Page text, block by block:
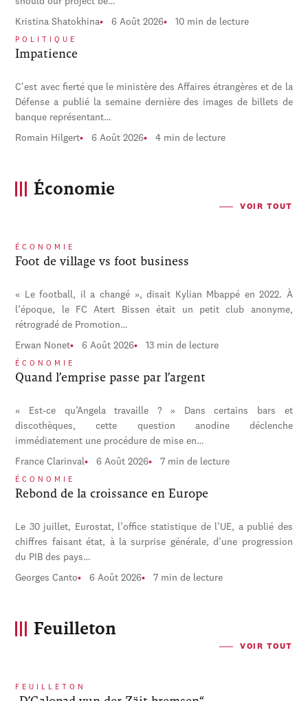
Kristina Shatokhina 6 Août 2026 10 min de lecture
POLITIQUE
Impatience
C'est avec fierté que le ministère des Affaires étrangères et de la
Défense a publié la semaine dernière des images de billets de
banque représentant…
Romain Hilgert 6 Août 2026 4 min de lecture
Économie
VOIR TOUT
ÉCONOMIE
Foot de village vs foot business
« Le football, il a changé », disait Kylian Mbappé en 2022. À
l’époque, le FC Atert Bissen était un petit club anonyme,
rétrogradé de Promotion…
Erwan Nonet 6 Août 2026 13 min de lecture
ÉCONOMIE
Quand l’emprise passe par l’argent
« Est-ce qu’Angela travaille ? » Dans certains bars et
discothèques, cette question anodine déclenche
immédiatement une procédure de mise en…
France Clarinval 6 Août 2026 7 min de lecture
ÉCONOMIE
Rebond de la croissance en Europe
Le 30 juillet, Eurostat, l’office statistique de l’UE, a publié des
chiffres faisant état, à la surprise générale, d’une progression
du PIB des pays…
Georges Canto 6 Août 2026 7 min de lecture
Feuilleton
VOIR TOUT
FEUILLETON